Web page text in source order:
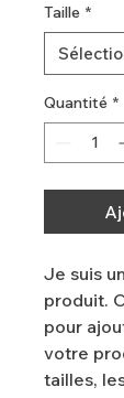
Taille *
Quantité *
Je suis
produit.
pour
votre
tailles,